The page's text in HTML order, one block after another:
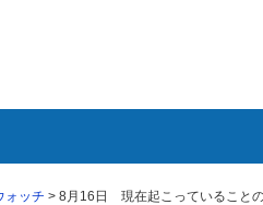
ォッチ > 8月16日 現在起こっていること